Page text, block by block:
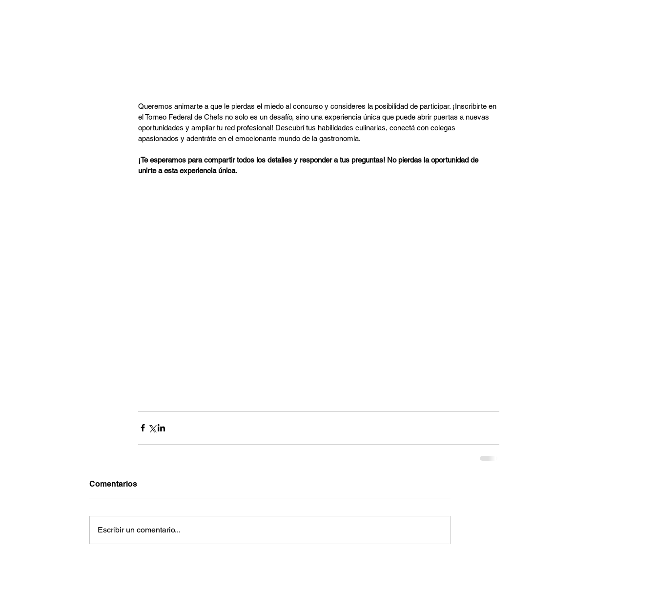
Queremos animarte a que le pierdas el miedo al concurso y consideres la posibilidad de participar. ¡Inscribirte en
el Torneo Federal de Chefs no solo es un desafío, sino una experiencia única que puede abrir puertas a nuevas
oportunidades y ampliar tu red profesional! Descubrí tus habilidades culinarias, conectá con colegas
apasionados y adentráte en el emocionante mundo de la gastronomía.
¡Te esperamos para compartir todos los detalles y responder a tus preguntas! No pierdas la oportunidad de
unirte a esta experiencia única.
Comentarios
Escribir un comentario...